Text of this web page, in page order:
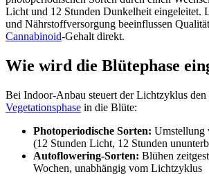
Licht und 12 Stunden Dunkelheit eingeleitet.
und Nährstoffversorgung beeinflussen
Cannabinoid-Gehalt direkt.
Wie wird die Blütephase
Bei Indoor-Anbau steuert der Lichtzyklus
Vegetationsphase in die Blüte:
Photoperiodische Sorten: Umstellung
(12 Stunden Licht, 12 Stunden
Autoflowering-Sorten: Blühen
Wochen, unabhängig vom Lichtzyklus